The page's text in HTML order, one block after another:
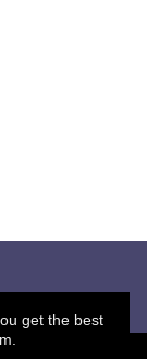
get the best